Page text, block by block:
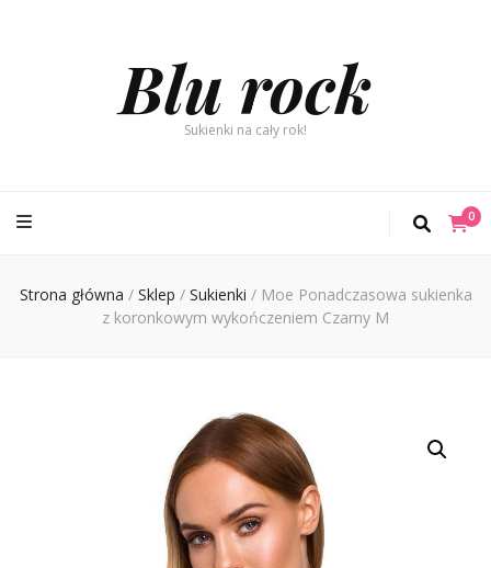
Blu rock
Sukienki na cały rok!
0
Strona główna / Sklep / Sukienki / Moe Ponadczasowa sukienka
z koronkowym wykończeniem Czarny M